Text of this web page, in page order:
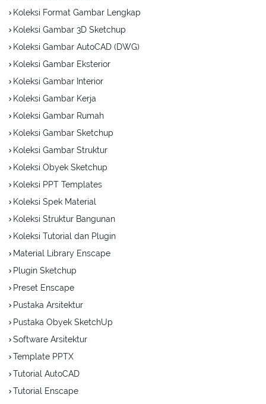
Koleksi Format Gambar Lengkap
Koleksi Gambar 3D Sketchup
Koleksi Gambar AutoCAD (DWG)
Koleksi Gambar Eksterior
Koleksi Gambar Interior
Koleksi Gambar Kerja
Koleksi Gambar Rumah
Koleksi Gambar Sketchup
Koleksi Gambar Struktur
Koleksi Obyek Sketchup
Koleksi PPT Templates
Koleksi Spek Material
Koleksi Struktur Bangunan
Koleksi Tutorial dan Plugin
Material Library Enscape
Plugin Sketchup
Preset Enscape
Pustaka Arsitektur
Pustaka Obyek SketchUp
Software Arsitektur
Template PPTX
Tutorial AutoCAD
Tutorial Enscape